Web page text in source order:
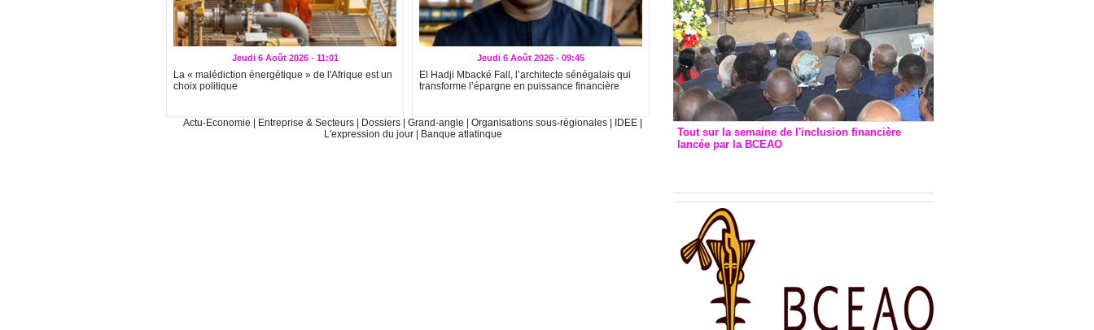
Jeudi 6 Août 2026 - 11:01
La « malédiction énergétique » de l'Afrique est un
choix politique
Jeudi 6 Août 2026 - 09:45
El Hadji Mbacké Fall, l’architecte sénégalais qui
transforme l’épargne en puissance financière
Actu-Economie Entreprise & Secteurs Dossiers Grand-angle Organisations sous-régionales IDEE
L'expression du jour
Banque atlatinque
Tout sur la semaine de l'inclusion financière
lancée par la BCEAO